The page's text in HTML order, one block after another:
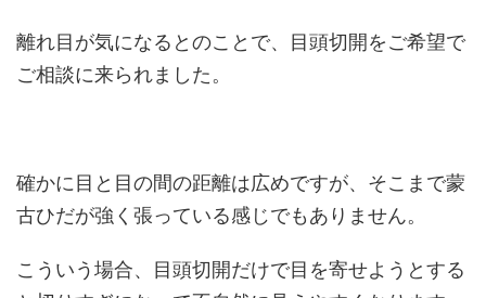
離れ目が気になるとのことで、目頭切開をご希望で
ご相談に来られました。
確かに目と目の間の距離は広めですが、そこまで蒙
古ひだが強く張っている感じでもありません。
こういう場合、目頭切開だけで目を寄せようとする